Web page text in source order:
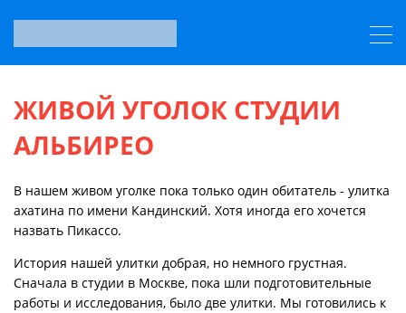
ЖИВОЙ УГОЛОК СТУДИИ
АЛЬБИРЕО
В нашем живом уголке пока только один обитатель - улитка
ахатина по имени Кандинский. Хотя иногда его хочется
назвать Пикассо.
История нашей улитки добрая, но немного грустная.
Сначала в студии в Москве, пока шли подготовительные
работы и исследования, было две улитки. Мы готовились к